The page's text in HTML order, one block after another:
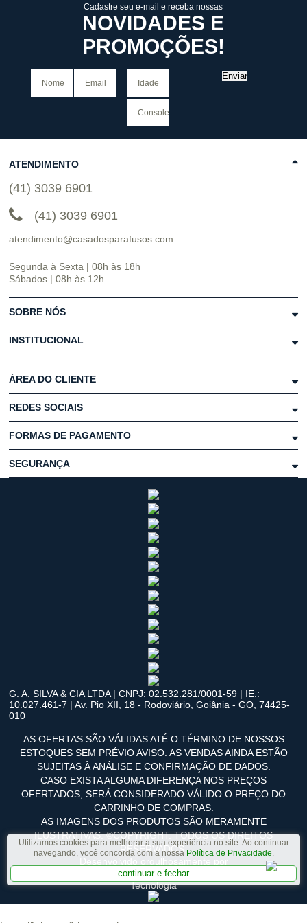
Cadastre seu e-mail e receba nossas
NOVIDADES E
PROMOÇÕES!
Enviar
Utilizamos cookies para melhorar a sua experiência no site. Ao continuar
navegando, você concorda com a nossa Política de Privacidade.
continuar e fechar
ATENDIMENTO
(41) 3039 6901
(41) 3039 6901
atendimento@casadosparafusos.com
Segunda à Sexta | 08h às 18h
Sábados | 08h às 12h
SOBRE NÓS
INSTITUCIONAL
ÁREA DO CLIENTE
REDES SOCIAIS
FORMAS DE PAGAMENTO
SEGURANÇA
G. A. SILVA & CIA LTDA | CNPJ: 02.532.281/0001-59 | IE.:
10.027.461-7 | Av. Pio XII, 18 - Rodoviário, Goiânia - GO, 74425-
010
AS OFERTAS SÃO VÁLIDAS ATÉ O TÉRMINO DE NOSSOS
ESTOQUES SEM PRÉVIO AVISO. AS VENDAS AINDA ESTÃO
SUJEITAS À ANÁLISE E CONFIRMAÇÃO DE DADOS.
CASO EXISTA ALGUMA DIFERENÇA NOS PREÇOS
OFERTADOS, SERÁ CONSIDERADO VÁLIDO O PREÇO DO
CARRINHO DE COMPRAS.
AS IMAGENS DOS PRODUTOS SÃO MERAMENTE
ILUSTRATIVAS. ©COPYRIGHT. TODOS OS DIREITOS
RESERVADOS.
Tecnologia